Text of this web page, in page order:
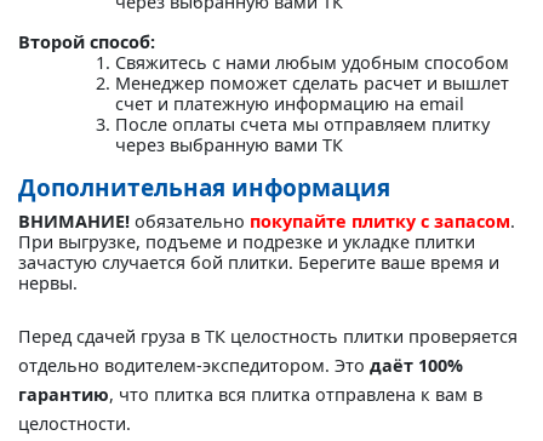
Второй способ:
Свяжитесь с нами любым удобным способом
Менеджер поможет сделать расчет и вышлет
счет и платежную информацию на email
После оплаты счета мы отправляем плитку
через выбранную вами ТК
Дополнительная информация
ВНИМАНИЕ! обязательно покупайте плитку с запасом.
При выгрузке, подъеме и подрезке и укладке плитки
зачастую случается бой плитки. Берегите ваше время и
нервы.
Перед сдачей груза в ТК целостность плитки проверяется
отдельно водителем-экспедитором. Это даёт 100%
гарантию, что плитка вся плитка отправлена к вам в
целостности.